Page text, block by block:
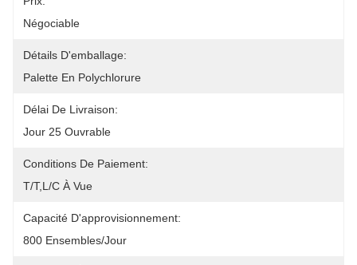
Négociable
Détails D'emballage:
Palette En Polychlorure
Délai De Livraison:
Jour 25 Ouvrable
Conditions De Paiement:
T/T,L/C À Vue
Capacité D'approvisionnement:
800 Ensembles/jour